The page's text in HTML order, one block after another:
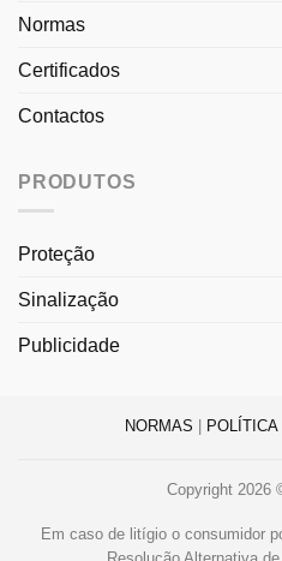
Normas
Certificados
Contactos
PRODUTOS
Proteção
Sinalização
Publicidade
NORMAS
Copyright 2026
Em caso de litígio o consumidor